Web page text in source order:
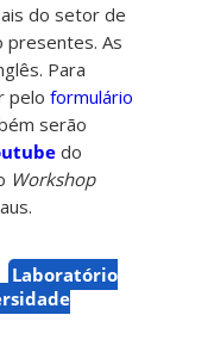
do setor de
presentes. As
Para
peloformulário
serão
do
Workshop
Laboratório